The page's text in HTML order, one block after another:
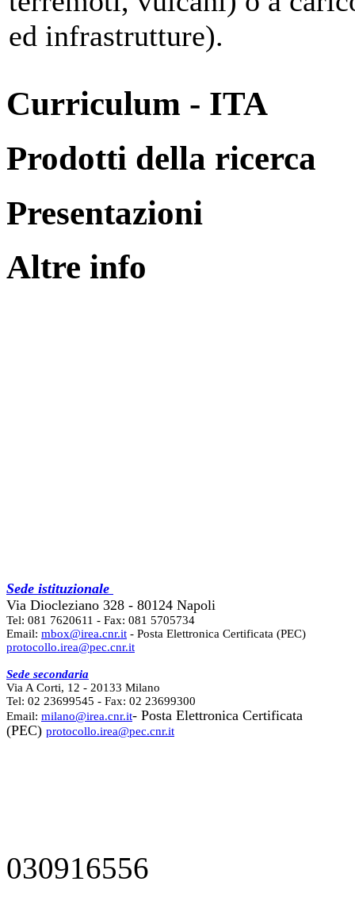
ed infrastrutture).
Curriculum - ITA
Prodotti della ricerca
Presentazioni
Altre info
Sede istituzionale
Via Diocleziano 328 - 80124 Napoli
Tel: 081 7620611 - Fax: 081 5705734
Email: mbox@irea.cnr.it - Posta Elettronica Certificata (PEC)
protocollo.irea@pec.cnr.it
Sede secondaria
Via A Corti, 12 - 20133 Milano
Tel: 02 23699545 - Fax: 02 23699300
Email: milano@irea.cnr.it- Posta Elettronica Certificata
(PEC) protocollo.irea@pec.cnr.it
030916556